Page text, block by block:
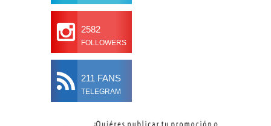
2582
FOLLOWERS
211 FANS
TELEGRAM